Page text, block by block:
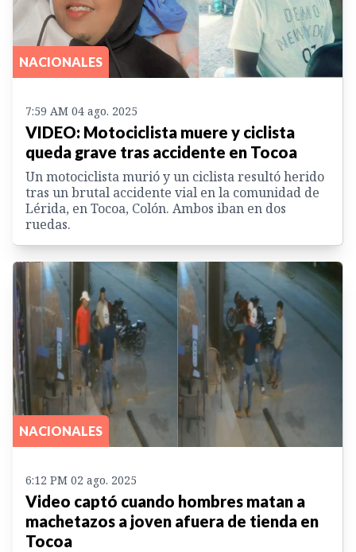
NACIONALES
7:59 AM 04 ago. 2025
VIDEO: Motociclista muere y ciclista
queda grave tras accidente en Tocoa
Un motociclista murió y un ciclista resultó herido
tras un brutal accidente vial en la comunidad de
Lérida, en Tocoa, Colón. Ambos iban en dos
ruedas.
NACIONALES
6:12 PM 02 ago. 2025
Video captó cuando hombres matan a
machetazos a joven afuera de tienda en
Tocoa